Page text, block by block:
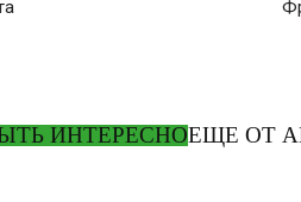
ИНТЕРЕСНОЕЩЕ ОТ